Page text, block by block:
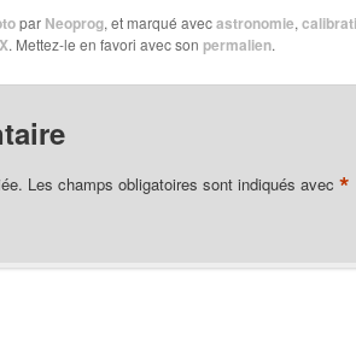
par Neoprog, et marqué avecastronomie,
. Mettez-le en favori avec son permalien.
Les champs obligatoires sont indiqués avec *